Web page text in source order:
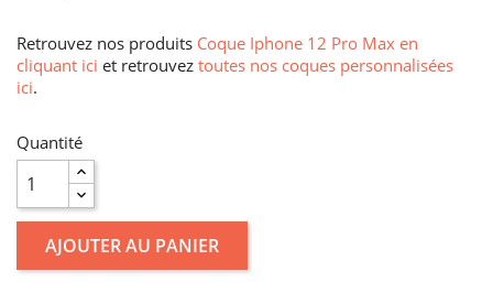
Retrouvez nos produits Coque Iphone 12 Pro Max en
cliquant ici et retrouvez toutes nos coques personnalisées
ici.
Quantité
AJOUTER AU PANIER